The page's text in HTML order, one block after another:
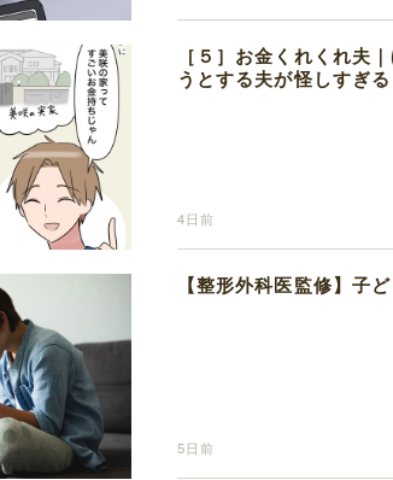
［５］お金くれくれ夫
うとする夫が怪しすぎる
4日前
【整形外科医監修】子
5日前